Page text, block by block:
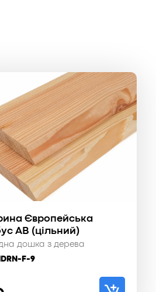
Європейська
АВ (цільний)
дошка з дерева
F-9